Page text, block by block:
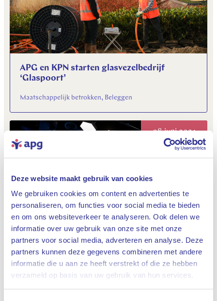
Deze website maakt gebruik van cookies
We gebruiken cookies om content en advertenties te
personaliseren, om functies voor social media te bieden
en om ons websiteverkeer te analyseren. Ook delen we
informatie over uw gebruik van onze site met onze
partners voor social media, adverteren en analyse. Deze
partners kunnen deze gegevens combineren met andere
informatie die u aan ze heeft verstrekt of die ze hebben
verzameld op basis van uw gebruik van hun services.
Sluiten
APG en KPN starten glasvezelbedrijf
‘Glaspoort’
Maatschappelijk betrokken, Beleggen
08 juni 2021
belastingontwijkende bedrijven"
Financiële markten & economie, Maatschappelijk betrokken